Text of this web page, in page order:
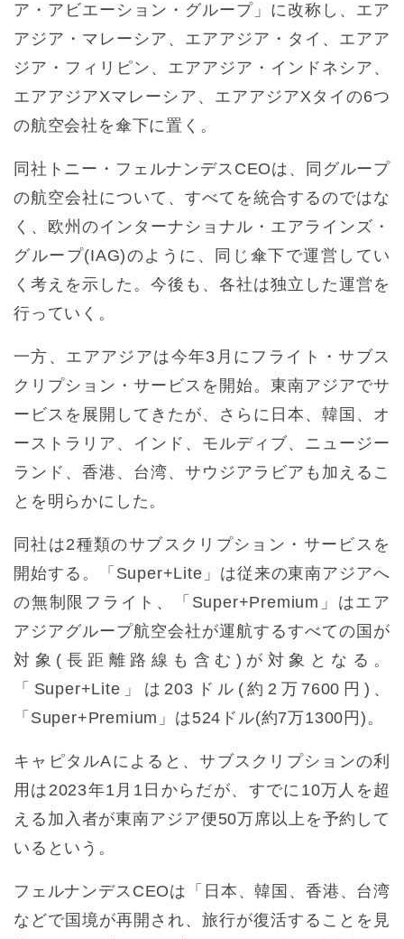
ア・アビエーション・グループ」に改称し、エア
アジア・マレーシア、エアアジア・タイ、エアア
ジア・フィリピン、エアアジア・インドネシア、
エアアジアXマレーシア、エアアジアXタイの6つ
の航空会社を傘下に置く。
同社トニー・フェルナンデスCEOは、同グループ
の航空会社について、すべてを統合するのではな
く、欧州のインターナショナル・エアラインズ・
グループ(IAG)のように、同じ傘下で運営してい
く考えを示した。今後も、各社は独立した運営を
行っていく。
一方、エアアジアは今年3月にフライト・サブス
クリプション・サービスを開始。東南アジアでサ
ービスを展開してきたが、さらに日本、韓国、オ
ーストラリア、インド、モルディブ、ニュージー
ランド、香港、台湾、サウジアラビアも加えるこ
とを明らかにした。
同社は2種類のサブスクリプション・サービスを
開始する。「Super+Lite」は従来の東南アジアへ
の無制限フライト、「Super+Premium」はエア
アジアグループ航空会社が運航するすべての国が
対象(長距離路線も含む)が対象となる。
「Super+Lite」は203ドル(約2万7600円)、
「Super+Premium」は524ドル(約7万1300円)。
キャピタルAによると、サブスクリプションの利
用は2023年1月1日からだが、すでに10万人を超
える加入者が東南アジア便50万席以上を予約して
いるという。
フェルナンデスCEOは「日本、韓国、香港、台湾
などで国境が再開され、旅行が復活することを見